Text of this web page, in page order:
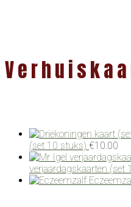
(set 10 stuks) €10.00
verjaardagskaarten (set